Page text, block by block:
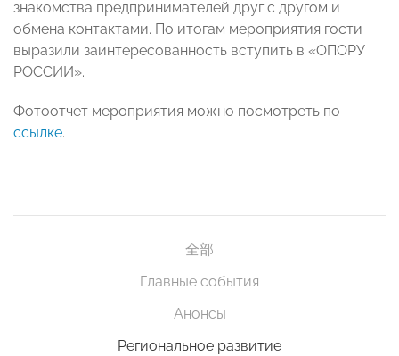
знакомства предпринимателей друг с другом и
обмена контактами. По итогам мероприятия гости
выразили заинтересованность вступить в «ОПОРУ
РОССИИ».
Фотоотчет мероприятия можно посмотреть по
ссылке.
全部
Главные события
Анонсы
Региональное развитие